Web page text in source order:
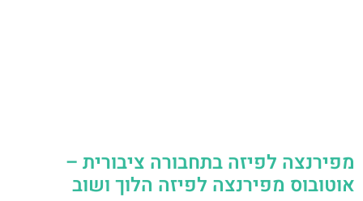
מפירנצה לפיזה בתחבורה ציבורית –
אוטובוס מפירנצה לפיזה הלוך ושוב